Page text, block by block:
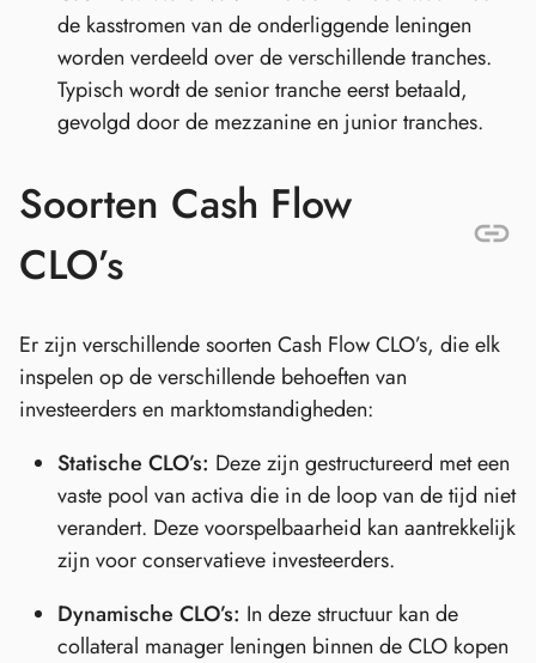
de kasstromen van de onderliggende leningen
worden verdeeld over de verschillende tranches.
Typisch wordt de senior tranche eerst betaald,
gevolgd door de mezzanine en junior tranches.
Soorten Cash Flow
CLO’s
Er zijn verschillende soorten Cash Flow CLO’s, die elk
inspelen op de verschillende behoeften van
investeerders en marktomstandigheden:
Statische CLO’s: Deze zijn gestructureerd met een
vaste pool van activa die in de loop van de tijd niet
verandert. Deze voorspelbaarheid kan aantrekkelijk
zijn voor conservatieve investeerders.
Dynamische CLO’s: In deze structuur kan de
collateral manager leningen binnen de CLO kopen